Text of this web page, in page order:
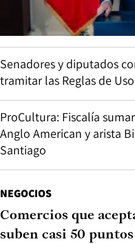
Senadores y diputados
tramitar las Reglas de
ProCultura: Fiscalía
Anglo American y arista
Santiago
NEGOCIOS
Comercios que
suben casi 50